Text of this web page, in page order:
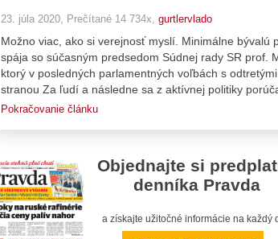
23. júla 2020, Prečítané 14 734x, gurtlervlado
Možno viac, ako si verejnosť myslí. Minimálne bývalú
spája so súčasným predsedom Súdnej rady SR prof.
ktorý v posledných parlamentných voľbách s
stranou Za ľudí a následne sa z aktívnej politiky
Pokračovanie článku
Objednajte si
denníka Pravda
a získajte užitočné informácie na každý